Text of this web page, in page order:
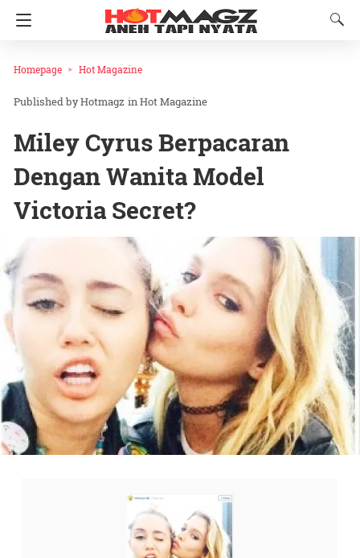
Homepage Hot Magazine
Hotmagz inHot Magazine
Miley Cyrus Berpacaran
Dengan Wanita Model
Victoria Secret?